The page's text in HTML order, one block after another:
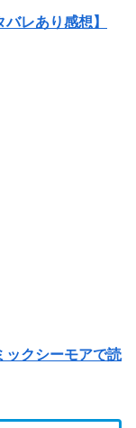
レあり感想】
ックシーモアで読